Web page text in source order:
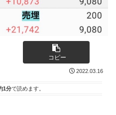
コピー
2022.03.16
1分で読めます。